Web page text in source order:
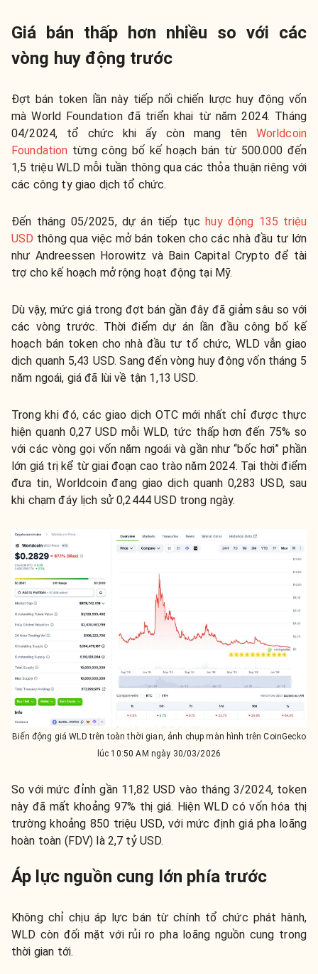
Giá bán thấp hơn nhiều so với các
vòng huy động trước
Đợt bán token lần này tiếp nối chiến lược huy động vốn
mà World Foundation đã triển khai từ năm 2024. Tháng
04/2024, tổ chức khi ấy còn mang tên Worldcoin
Foundation từng công bố kế hoạch bán từ 500.000 đến
1,5 triệu WLD mỗi tuần thông qua các thỏa thuận riêng với
các công ty giao dịch tổ chức.
Đến tháng 05/2025, dự án tiếp tục huy động 135 triệu
USD thông qua việc mở bán token cho các nhà đầu tư lớn
như Andreessen Horowitz và Bain Capital Crypto để tài
trợ cho kế hoạch mở rộng hoạt động tại Mỹ.
Dù vậy, mức giá trong đợt bán gần đây đã giảm sâu so với
các vòng trước. Thời điểm dự án lần đầu công bố kế
hoạch bán token cho nhà đầu tư tổ chức, WLD vẫn giao
dịch quanh 5,43 USD. Sang đến vòng huy động vốn tháng 5
năm ngoái, giá đã lùi về tận 1,13 USD.
Trong khi đó, các giao dịch OTC mới nhất chỉ được thực
hiện quanh 0,27 USD mỗi WLD, tức thấp hơn đến 75% so
với các vòng gọi vốn năm ngoái và gần như “bốc hơi” phần
lớn giá trị kể từ giai đoạn cao trào năm 2024. Tại thời điểm
đưa tin, Worldcoin đang giao dịch quanh 0,283 USD, sau
khi chạm đáy lịch sử 0,2444 USD trong ngày.
Biến động giá WLD trên toàn thời gian, ảnh chụp màn hình trên CoinGecko
lúc 10:50 AM ngày 30/03/2026
So với mức đỉnh gần 11,82 USD vào tháng 3/2024, token
này đã mất khoảng 97% thị giá. Hiện WLD có vốn hóa thị
trường khoảng 850 triệu USD, với mức định giá pha loãng
hoàn toàn (FDV) là 2,7 tỷ USD.
Áp lực nguồn cung lớn phía trước
Không chỉ chịu áp lực bán từ chính tổ chức phát hành,
WLD còn đối mặt với rủi ro pha loãng nguồn cung trong
thời gian tới.